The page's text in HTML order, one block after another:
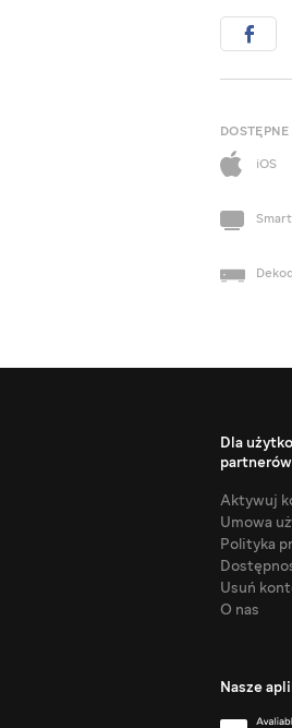
iOS
Dla
partnerów
Aktywuj
Umowa
Polityka
Usuń
O nas
Nasze